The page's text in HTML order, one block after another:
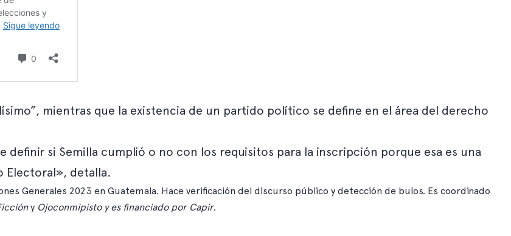
mientras que la existencia de un partido político se define en el área del derecho
definir si Semilla cumplió o no con los requisitos para la inscripción porque esa es una
Electoral», detalla.
Generales 2023 en Guatemala. Hace verificación del discurso público y detección de bulos. Es coordinado
y Ojoconmipistoy es financiado por Capir.